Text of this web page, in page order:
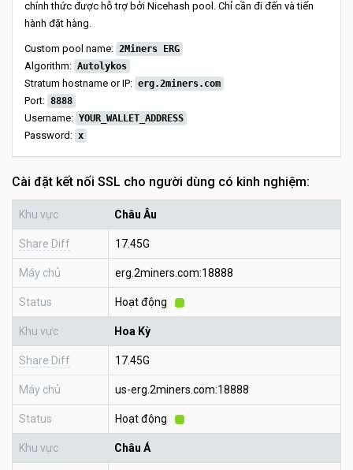
chính thức được hỗ trợ bởi Nicehash pool. Chỉ cần đi đến và tiến
hành đặt hàng.
Custom pool name: 2Miners ERG
Algorithm: Autolykos
Stratum hostname or IP: erg.2miners.com
Port: 8888
Username: YOUR_WALLET_ADDRESS
Password: x
Cài đặt kết nối SSL cho người dùng có kinh nghiệm:
Khu vực Châu Âu
Share Diff 17.45G
Máy chủ erg.2miners.com:18888
Status Hoạt động
Khu vực Hoa Kỳ
Share Diff 17.45G
Máy chủ us-erg.2miners.com:18888
Status Hoạt động
Khu vực Châu Á